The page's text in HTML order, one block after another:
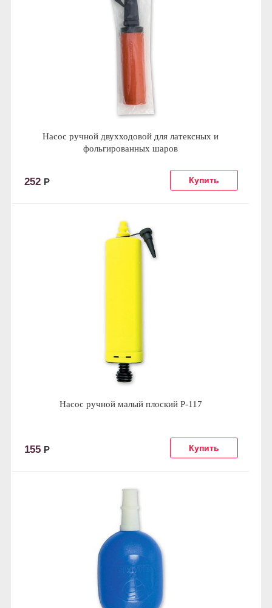
Насос ручной двухходовой для латексных и
фольгированных шаров
252 Р
Насос ручной малый плоский P-117
155 Р